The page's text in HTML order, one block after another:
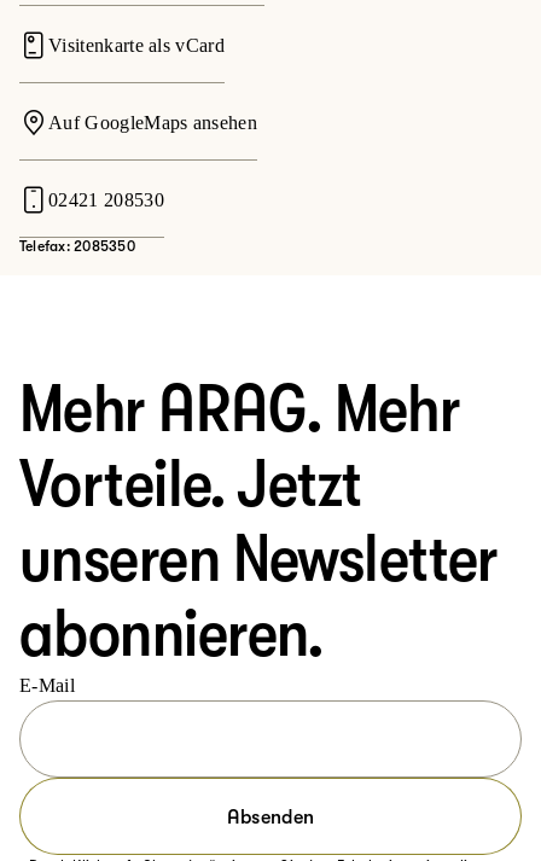
Visitenkarte als vCard
Auf GoogleMaps ansehen
02421 208530
Telefax: 2085350
Mehr ARAG. Mehr
Vorteile. Jetzt
unseren Newsletter
abonnieren.
E-Mail
Absenden